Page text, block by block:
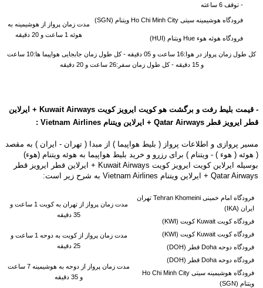
- توقف 6 ساعته
فرودگاه هوشیمینه سیتی Ho Chi Minh City ویتنام (SGN)
مدت زمان پرواز از هوشیمینه به
هوئه 1 ساعت و 20 دقیقه
فرودگاه هوئه هوء Hue ویتنام (HUI)
کل طول زمان پرواز در هوا:16 ساعت و 05 دقیقه - کل طول زمان جابجایی هواپیما ها:10 ساعت
و 15 دقیقه - کل طول زمان سفر:26 ساعت و 20 دقیقه
- قیمت بلیط رفت و برگشت هو کویت ایرویز کویت Kuwait Airways
+ ایرلاین
قطر ایرویز قطر Qatar Airways
+ ایرلاین ویتنام Vietnam Airlines :
مسیر پروازی و اطلاعات پرواز ( بلیط هواپیما ) از مبدا ( تهران - ایران ) به مقصد
( هوئه ( هوء ) - ویتنام ) برای رزرو و خرید بلیط هواپیما به هوئه ویتنام (هوء)
بوسیله ایرلاین کویت ایرویز کویت Kuwait Airways + ایرلاین قطر ایرویز قطر
Qatar Airways + ایرلاین ویتنام Vietnam Airlines به شرح زیر است:
فرودگاه امام خمینی Tehran Khomeini تهران
ایران (IKA)
مدت زمان پرواز از تهران به کویت 1 ساعت و
35 دقیقه
فرودگاه کویت Kuwait کویت (KWI)
فرودگاه کویت Kuwait کویت (KWI)
مدت زمان پرواز از کویت به دوحه 1 ساعت و
25 دقیقه
فرودگاه دوحه Doha قطر (DOH)
فرودگاه دوحه Doha قطر (DOH)
مدت زمان پرواز از دوحه به هوشیمینه 7 ساعت
و 35 دقیقه
فرودگاه هوشیمینه سیتی Ho Chi Minh City
ویتنام (SGN)